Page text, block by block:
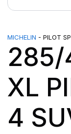
MICHELIN - PILOT
285/
XL
4